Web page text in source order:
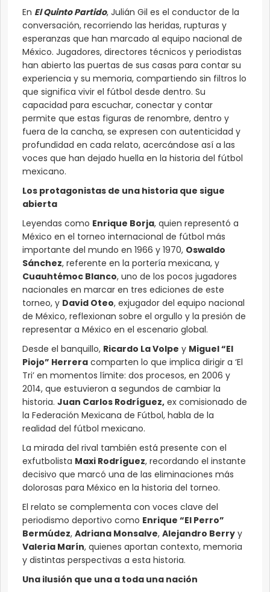
En El Quinto Partido, Julián Gil es el conductor de la
conversación, recorriendo las heridas, rupturas y
esperanzas que han marcado al equipo nacional de
México. Jugadores, directores técnicos y periodistas
han abierto las puertas de sus casas para contar su
experiencia y su memoria, compartiendo sin filtros lo
que significa vivir el fútbol desde dentro. Su
capacidad para escuchar, conectar y contar
permite que estas figuras de renombre, dentro y
fuera de la cancha, se expresen con autenticidad y
profundidad en cada relato, acercándose así a las
voces que han dejado huella en la historia del fútbol
mexicano.
Los protagonistas de una historia que sigue
abierta
Leyendas como Enrique Borja, quien representó a
México en el torneo internacional de fútbol más
importante del mundo en 1966 y 1970, Oswaldo
Sánchez, referente en la portería mexicana, y
Cuauhtémoc Blanco, uno de los pocos jugadores
nacionales en marcar en tres ediciones de este
torneo, y David Oteo, exjugador del equipo nacional
de México, reflexionan sobre el orgullo y la presión de
representar a México en el escenario global.
Desde el banquillo, Ricardo La Volpe y Miguel “El
Piojo” Herrera comparten lo que implica dirigir a ‘El
Tri’ en momentos límite: dos procesos, en 2006 y
2014, que estuvieron a segundos de cambiar la
historia. Juan Carlos Rodríguez, ex comisionado de
la Federación Mexicana de Fútbol, habla de la
realidad del fútbol mexicano.
La mirada del rival también está presente con el
exfutbolista Maxi Rodríguez, recordando el instante
decisivo que marcó una de las eliminaciones más
dolorosas para México en la historia del torneo.
El relato se complementa con voces clave del
periodismo deportivo como Enrique “El Perro”
Bermúdez, Adriana Monsalve, Alejandro Berry y
Valeria Marín, quienes aportan contexto, memoria
y distintas perspectivas a esta historia.
Una ilusión que una a toda una nación